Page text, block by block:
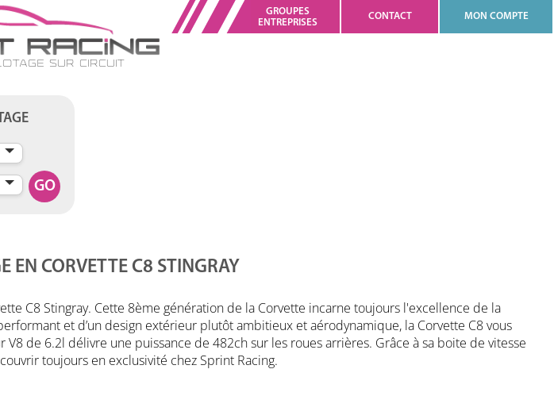
sur Circuit
GROUPES
ENTREPRISES
CONTACT MON COMPTE
GO
EN CORVETTE C8 STINGRAY
C8 Stingray. Cette 8ème génération de la Corvette incarne toujours l'excellence de la
et d’un design extérieur plutôt ambitieux et aérodynamique, la Corvette C8 vous
de 6.2l délivre une puissance de 482ch sur les roues arrières. Grâce à sa boite de vitesse
toujours en exclusivité chez Sprint Racing.